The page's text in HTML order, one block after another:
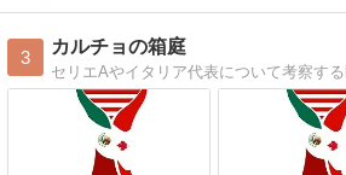
3
カルチョの箱庭
セリエAやイタリア代表について考察する